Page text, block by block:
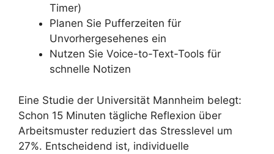
Timer)
Planen Sie Pufferzeiten für
Unvorhergesehenes ein
Nutzen Sie Voice-to-Text-Tools für
schnelle Notizen
Eine Studie der Universität Mannheim belegt:
Schon 15 Minuten tägliche Reflexion über
Arbeitsmuster reduziert das Stresslevel um
27%. Entscheidend ist, individuelle